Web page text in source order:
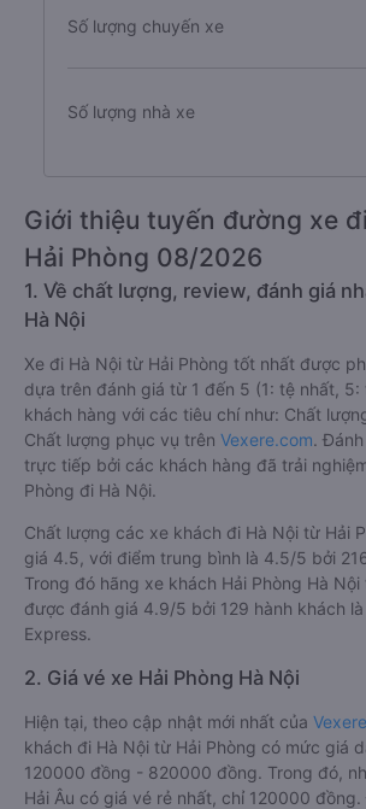
Số lượng chuyến xe
Số lượng nhà xe
Giới thiệu tuyến đường xe
Hải Phòng 08/2026
1. Về chất lượng, review, đánh giá
Hà Nội
Xe đi Hà Nội từ Hải Phòng tốt nhất được
dựa trên đánh giá từ 1 đến 5 (1: tệ nhất, 5:
khách hàng với các tiêu chí như: Chất
Chất lượng phục vụ trên Vexere.com.
trực tiếp bởi các khách hàng đã trải
Phòng đi Hà Nội.
Chất lượng các xe khách đi Hà Nội từ Hải
giá 4.5, với điểm trung bình là 4.5/5 bởi
Trong đó hãng xe khách Hải Phòng Hà
được đánh giá 4.9/5 bởi 129 hành khách
Express.
2. Giá vé xe Hải Phòng Hà Nội
Hiện tại, theo cập nhật mới nhất của
khách đi Hà Nội từ Hải Phòng có mức giá
120000 đồng - 820000 đồng. Trong đó,
Hải Âu có giá vé rẻ nhất, chỉ 120000